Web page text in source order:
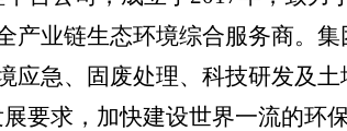
业链生态环境综合服务商。
急、固废处理、科技研发及
要求，加快建设世界一流的环